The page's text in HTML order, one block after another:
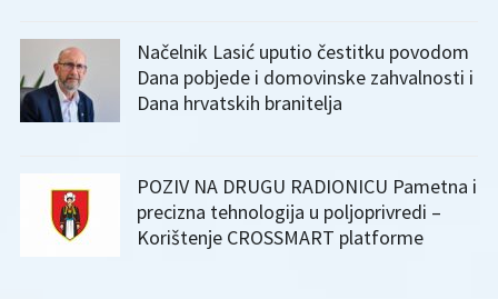
Načelnik Lasić uputio čestitku povodom
Dana pobjede i domovinske zahvalnosti i
Dana hrvatskih branitelja
POZIV NA DRUGU RADIONICU Pametna i
precizna tehnologija u poljoprivredi –
Korištenje CROSSMART platforme